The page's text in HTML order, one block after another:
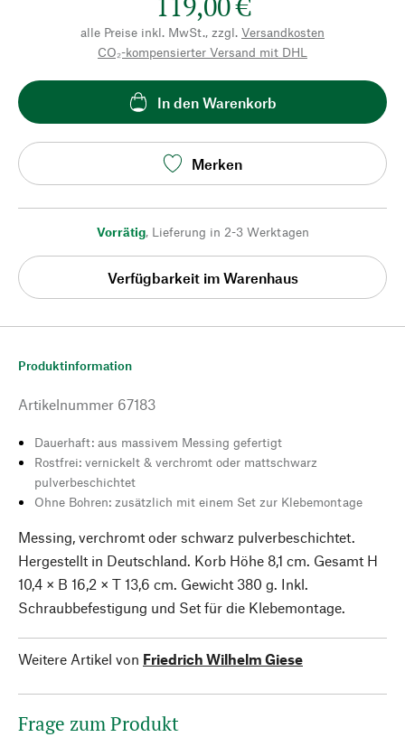
alle Preise inkl. MwSt., zzgl. Versandkosten
CO₂-kompensierter Versand mit DHL
In den Warenkorb
Merken
Vorrätig, Lieferung in 2-3 Werktagen
Verfügbarkeit im Warenhaus
Produktinformation
Artikelnummer 67183
Dauerhaft: aus massivem Messing gefertigt
Rostfrei: vernickelt & verchromt oder mattschwarz
pulverbeschichtet
Ohne Bohren: zusätzlich mit einem Set zur Klebemontage
Messing, verchromt oder schwarz pulverbeschichtet.
Hergestellt in Deutschland. Korb Höhe 8,1 cm. Gesamt H
10,4 × B 16,2 × T 13,6 cm. Gewicht 380 g. Inkl.
Schraubbefestigung und Set für die Klebemontage.
Weitere Artikel von Friedrich Wilhelm Giese
Frage zum Produkt